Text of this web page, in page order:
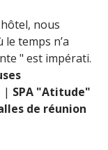
nous
temps n’a
" est impérati.
| SPA "Atitude"
de réunion